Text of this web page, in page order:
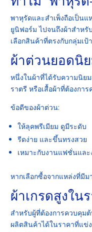
พาหุรัดและสำเพ็งถือเป็น
ยูนิฟอร์ม ไปจนถึงผ้าสำหรั
เลือกสินค้าที่ตรงกับกลุ่มเป้
ผ้าต่วนยอดนิ
หนึ่งในผ้าที่ได้รับความนิย
ราตรี หรือเสื้อผ้าที่ต้องกา
ข้อดีของผ้าต่วน:
ให้ลุคพรีเมียม ดูมีระดับ
รีดง่าย และขึ้นทรงสวย
เหมาะกับงานแฟชั่นแล
หากเลือกซื้อจากแหล่งที่มี
ผ้าเกรดสูงใน
สำหรับผู้ที่ต้องการควบคุม
ผลิตสินค้าได้ในราคาที่แข่